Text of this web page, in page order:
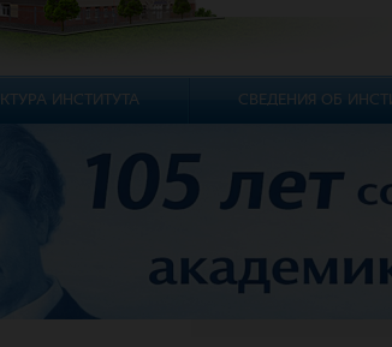
ИНСТИТУТА СВЕДЕНИЯ ОБ